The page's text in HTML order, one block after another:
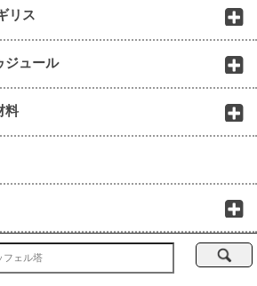
リス
ジュール
料